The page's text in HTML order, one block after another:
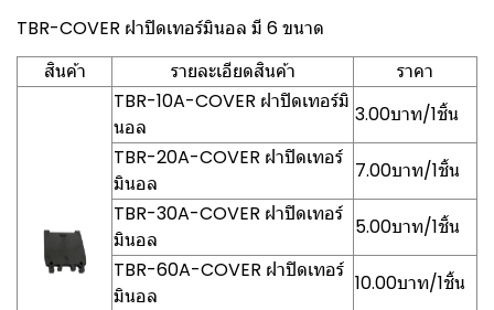
TBR-COVER ฝาปิดเทอร์มินอล มี 6 ขนาด
สินค้า
รายละเอียดสินค้า
ราคา
TBR-10A-COVER ฝาปิดเทอร์มิ
นอล
3.00บาท/1ชิ้น
TBR-20A-COVER ฝาปิดเทอร์
มินอล
7.00บาท/1ชิ้น
TBR-30A-COVER ฝาปิดเทอร์
มินอล
5.00บาท/1ชิ้น
TBR-60A-COVER ฝาปิดเทอร์
มินอล
10.00บาท/1ชิ้น